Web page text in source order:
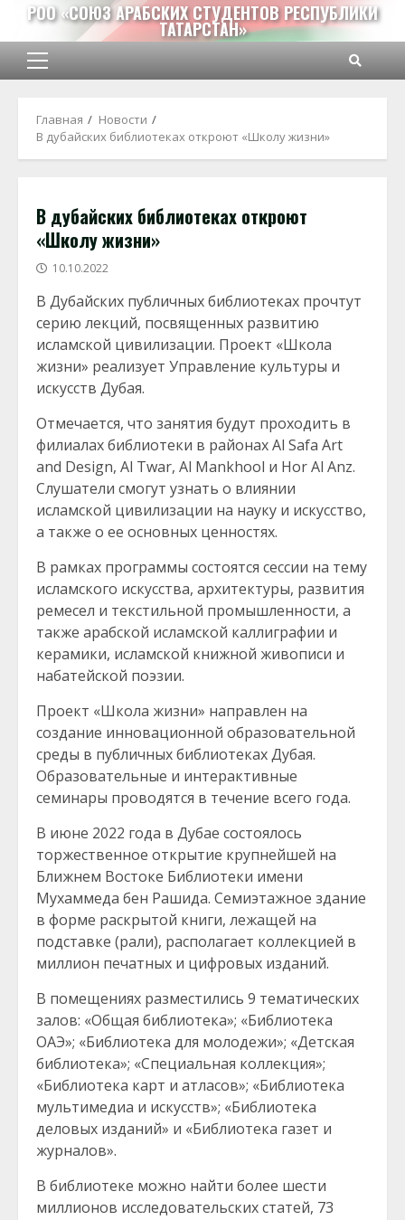
Перейти
содержимому
РОО «СОЮЗ АРАБСКИХ СТУДЕНТОВ РЕСПУБЛИКИ
ТАТАРСТАН»
Основное
Главная
Новости
​В дубайских библиотеках откроют «Школу жизни»
​В дубайских библиотеках откроют
«Школу жизни»
10.10.2022
В Дубайских публичных библиотеках прочтут
серию лекций, посвященных развитию
исламской цивилизации. Проект «Школа
жизни» реализует Управление культуры и
искусств Дубая.
Отмечается, что занятия будут проходить в
филиалах библиотеки в районах Al Safa Art
and Design, Al Twar, Al Mankhool и Hor Al Anz.
Слушатели смогут узнать о влиянии
исламской цивилизации на науку и искусство,
а также о ее основных ценностях.
В рамках программы состоятся сессии на тему
исламского искусства, архитектуры, развития
ремесел и текстильной промышленности, а
также арабской исламской каллиграфии и
керамики, исламской книжной живописи и
набатейской поэзии.
Проект «Школа жизни» направлен на
создание инновационной образовательной
среды в публичных библиотеках Дубая.
Образовательные и интерактивные
семинары проводятся в течение всего года.
В июне 2022 года в Дубае состоялось
торжественное открытие крупнейшей на
Ближнем Востоке Библиотеки имени
Мухаммеда бен Рашида. Семиэтажное здание
в форме раскрытой книги, лежащей на
подставке (рали), располагает коллекцией в
миллион печатных и цифровых изданий.
В помещениях разместились 9 тематических
залов: «Общая библиотека»; «Библиотека
ОАЭ»; «Библиотека для молодежи»; «Детская
библиотека»; «Специальная коллекция»;
«Библиотека карт и атласов»; «Библиотека
мультимедиа и искусств»; «Библиотека
деловых изданий» и «Библиотека газет и
журналов».
В библиотеке можно найти более шести
миллионов исследовательских статей, 73